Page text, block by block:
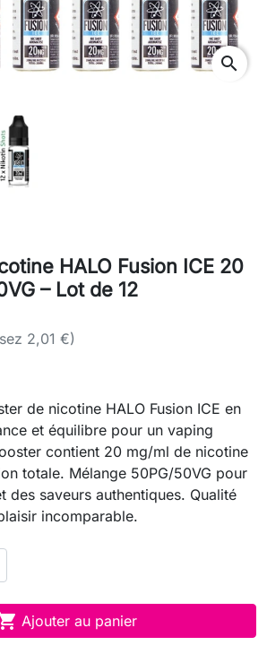
search
HALO Fusion ICE 20
– Lot de 12
2,01 €)
de nicotine HALO Fusion ICE en
et équilibre pour un vaping
contient 20 mg/ml de nicotine
totale. Mélange 50PG/50VG pour
des saveurs authentiques. Qualité
incomparable.
Ajouter au panier